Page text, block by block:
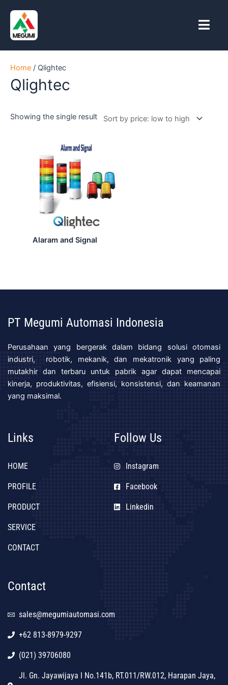
content
Home / Qlightec
Qlightec
Showing the single result
Alaram and Signal
PT Megumi Automasi Indonesia
Perusahaan yang bergerak dalam bidang solusi otomasi
industri, robotik, mekanik, dan mekatronik yang paling
mutakhir dan terbaru untuk pabrik agar dapat mencapai
kinerja, produktivitas, efisiensi, konsistensi, dan keamanan
yang maksimal.
Links
HOME
PROFILE
PRODUCT
SERVICE
CONTACT
Follow Us
Instagram
Facebook
Linkedin
Contact
sales@megumiautomasi.com
+62 813-8979-9297
(021) 39706080
Jl. Gn. Jayawijaya I No.141b, RT.011/RW.012, Harapan Jaya,